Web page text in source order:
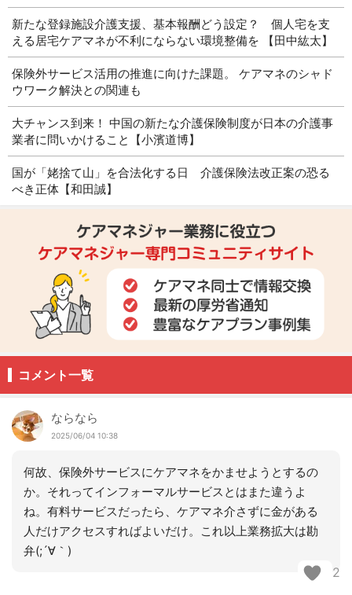
新たな登録施設介護支援、基本報酬どう設定？ 個人宅を支
える居宅ケアマネが不利にならない環境整備を 【田中紘太】
保険外サービス活用の推進に向けた課題。 ケアマネのシャド
ウワーク解決との関連も
大チャンス到来！ 中国の新たな介護保険制度が日本の介護事
業者に問いかけること【小濱道博】
国が「姥捨て山」を合法化する日 介護保険法改正案の恐る
べき正体【和田誠】
コメント一覧
ならなら
2025/06/04 10:38
何故、保険外サービスにケアマネをかませようとするの
か。それってインフォーマルサービスとはまた違うよ
ね。有料サービスだったら、ケアマネ介さずに金がある
人だけアクセスすればよいだけ。これ以上業務拡大は勘
弁(;´∀｀)
2